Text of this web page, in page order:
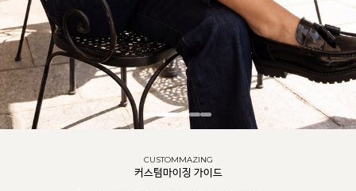
CUSTOMMAZING
커스텀마이징 가이드